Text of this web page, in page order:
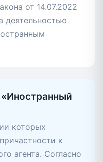
от 14.07.2022
«Иностранный
которых
к
агента. Согласно